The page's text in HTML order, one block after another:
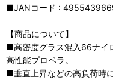
■JANコード :
【商品について】
■高密度グラス混入66ナイ
高性能プロペラ。
■垂直上昇などの高負荷時